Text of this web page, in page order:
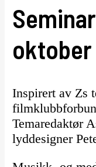
oktober
Inspirert av Zs
Temaredaktør
lyddesigner